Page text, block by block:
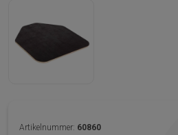
Artikelnummer: 60860